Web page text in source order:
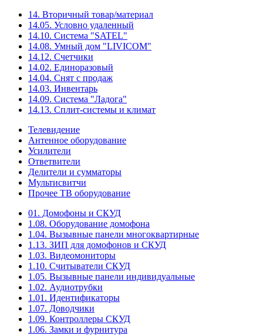
14. Вторичный товар/материал
14.05. Условно удаленный
14.10. Система "SATEL"
14.08. Умный дом "LIVICOM"
14.12. Счетчики
14.02. Единоразовый
14.04. Снят с продаж
14.03. Инвентарь
14.09. Система "Ладога"
14.13. Сплит-системы и климат
Телевидение
Антенное оборудование
Усилители
Ответвители
Делители и сумматоры
Мультисвитчи
Прочее ТВ оборудование
01. Домофоны и СКУД
1.08. Оборудование домофона
1.04. Вызывные панели многоквартирные
1.13. ЗИП для домофонов и СКУД
1.03. Видеомониторы
1.10. Считыватели СКУД
1.05. Вызывные панели индивидуальные
1.02. Аудиотрубки
1.01. Идентификаторы
1.07. Доводчики
1.09. Контроллеры СКУД
1.06. Замки и фурнитура